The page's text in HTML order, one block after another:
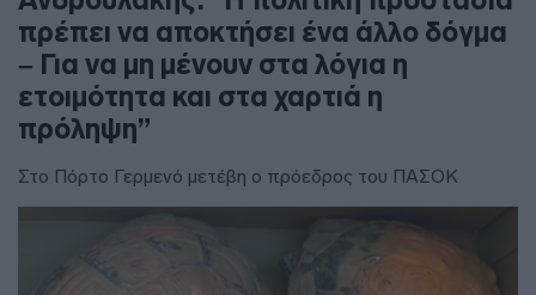
πρέπει να αποκτήσει ένα άλλο δόγμα
– Για να μη μένουν στα λόγια η
ετοιμότητα και στα χαρτιά η
πρόληψη”
Στο Πόρτο Γερμενό μετέβη ο πρόεδρος του ΠΑΣΟΚ